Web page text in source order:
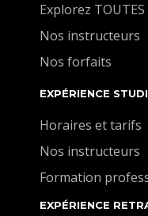
Explorez
Nos instructeurs
Nos forfaits
EXPÉRIENCE
Horaires et tarifs
Nos instructeurs
Formation
EXPÉRIENCE